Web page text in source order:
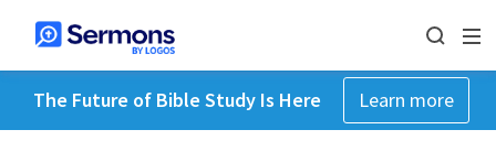
The Future of Bible Study Is Here Learn more